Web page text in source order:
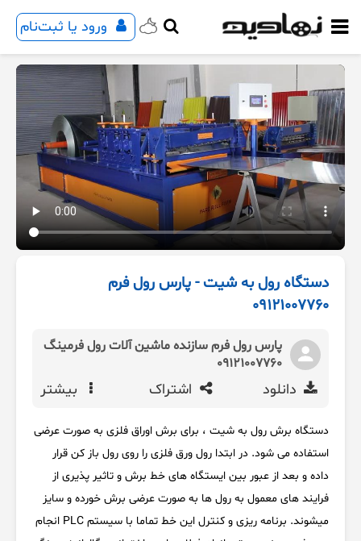
ورود یا ثبت‌نام
دستگاه رول به شیت - پارس رول فرم
09121007760
پارس رول فرم سازنده ماشین آلات رول فرمینگ
09121007760
دانلود اشتراک بیشتر
دستگاه برش رول به شیت ، برای برش اوراق فلزی به صورت عرضی
استفاده می شود. در ابتدا رول ورق فلزی را روی رول باز کن قرار
داده و بعد از عبور بین ایستگاه های خط برش و تاثیر پذیری از
فرایند های معمول به رول ها به صورت عرضی برش خورده و سایز
میشوند. برنامه ریزی و کنترل این خط تماما با سیستم PLC انجام